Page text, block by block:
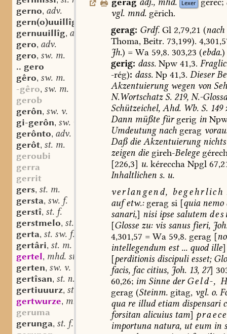
gerno, adv.
gern(o)uuillîgo
gernuuillîg, adj.
gero, adv.
gero, sw. m.
.. gero
gêro, sw. m.
-gêro, sw. m.
gerob
gerôn, sw. v.
gi-gerôn, sw. v.
gerônto, adv.
gerôt, st. m.
geroubi
gerra
gerrit
gers, st. m.
gersta, sw. f.
gerstî, st. f.
gerstmelo, st. n.
gerta, st. sw. f.
gertâri, st. m.
gertel, mhd. st. m. oder n.
gerten, sw. v.
gertîsan, st. n.
gertiuuurz, st. f.
gertwurze, mhd. sw. f.
geruma
gerunga, st. f.
Lexer
vgl.mnd.gērich.
gerag: Grdf.Gl2,79,21 (nach
Thoma, Beitr. 73,199).
Jh.) =Wa59,8. 303,23 (ebda.)
gerig: dass.Npw41,3.
-rég): dass.Np41,3. Dieser
Akzentuierungwegenvon
N.WortschatzS.219,N.-
Schützeichel, Ahd.Wb.S.149
Dannmüßtefür gerig in
Umdeutungnachgerag
DaßdieAkzentuierungnichts
zeigendiegireh-Belege
[226,3] u. kérecchaNpgl
Inhaltlichens.u.
verlangend, begehrlich
aufetw.: gerag si[quianemo
sanari,] nisiipse salutem
[Glossezu:vissanusfieri,
4,301,57 =Wa59,8. gerag [
intellegendumest...quodille]
[perditionis discipuliesset;
facis,faccitius,Joh.13, 27]
60,26; imSinneder Geld-,
gerag (Steinm.gitag, vgl.o.
quareilludetiamdispensari
forsitanalicuiustam]
importuna natura,uteumin